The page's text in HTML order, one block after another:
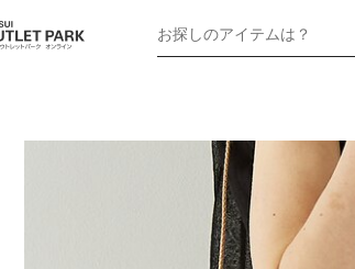
お探しのアイテムは？